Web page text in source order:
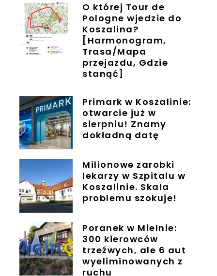
O której Tour de
Pologne wjedzie do
Koszalina?
[Harmonogram,
Trasa/Mapa
przejazdu, Gdzie
stanąć]
Primark w Koszalinie:
otwarcie już w
sierpniu! Znamy
dokładną datę
Milionowe zarobki
lekarzy w Szpitalu w
Koszalinie. Skala
problemu szokuje!
Poranek w Mielnie:
300 kierowców
trzeźwych, ale 6 aut
wyeliminowanych z
ruchu